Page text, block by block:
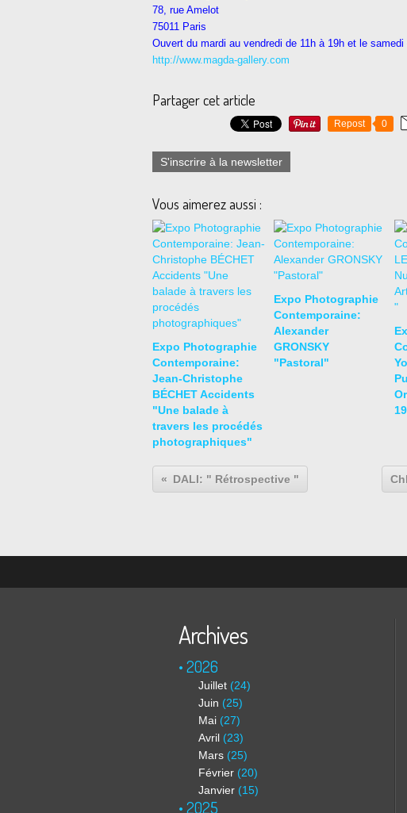
78, rue Amelot
75011 Paris
Ouvert du mardi au vendredi de 11h à 19h et le samedi
http://www.magda-gallery.com
Partager cet article
Repost 0
S'inscrire à la newsletter
Vous aimerez aussi :
Expo Photographie
Contemporaine:
Jean-Christophe
BÉCHET Accidents
"Une balade à
travers les procédés
photographiques"
Expo Photographie
Contemporaine:
Alexander
GRONSKY
"Pastoral"
DALI: " Rétrospective "
Archives
2026
Juillet (24)
Juin (25)
Mai (27)
Avril (23)
Mars (25)
Février (20)
Janvier (15)
2025